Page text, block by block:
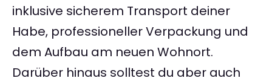
inklusive sicherem Transport deiner
Habe, professioneller Verpackung und
dem Aufbau am neuen Wohnort.
Darüber hinaus solltest du aber auch